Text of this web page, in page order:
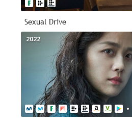
Sexual Drive
2022